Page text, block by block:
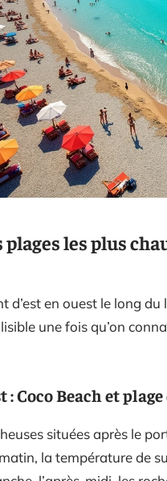
plages les plus
d’est en ouest le long
une fois qu’on
: Coco Beach et
situées après le
la température de